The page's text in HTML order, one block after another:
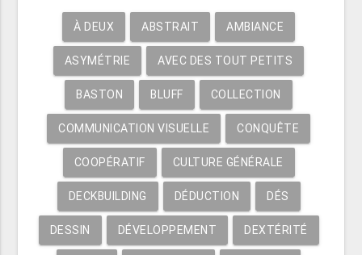
À DEUX ABSTRAIT AMBIANCE
ASYMÉTRIE AVEC DES TOUT PETITS
BASTON BLUFF COLLECTION
COMMUNICATION VISUELLE CONQUÊTE
COOPÉRATIF CULTURE GÉNÉRALE
DECKBUILDING DÉDUCTION DÉS
DESSIN DÉVELOPPEMENT DEXTÉRITÉ